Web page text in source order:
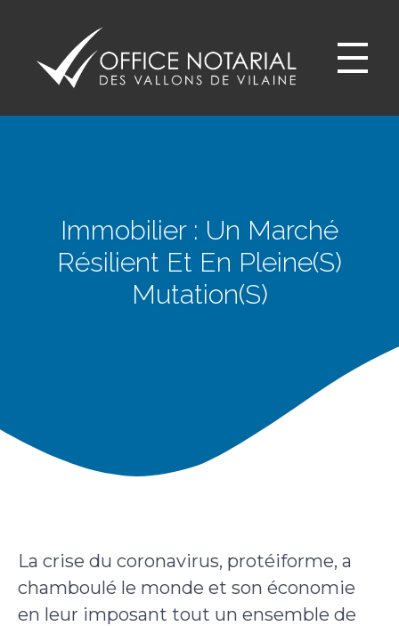
Immobilier : Un Marché
Résilient Et En Pleine(s)
Mutation(s)
La crise du coronavirus, protéiforme, a
chamboulé le monde et son économie
en leur imposant tout un ensemble de